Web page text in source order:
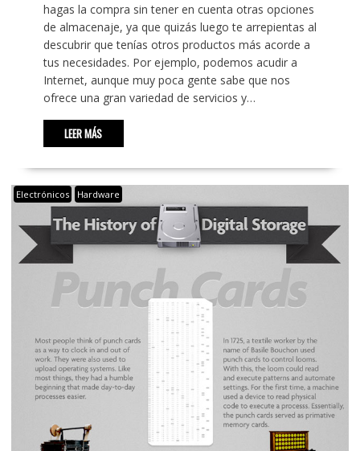
hagas la compra sin tener en cuenta otras opciones
de almacenaje, ya que quizás luego te arrepientas al
descubrir que tenías otros productos más acorde a
tus necesidades. Por ejemplo, podemos acudir a
Internet, aunque muy poca gente sabe que nos
ofrece una gran variedad de servicios y…
LEER MÁS
Electrónicos Hardware